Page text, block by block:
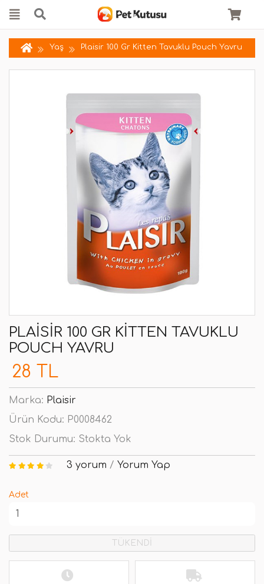
Yaş Plaisir 100 Gr Kitten Tavuklu Pouch Yavru
PLAISIR 100 GR KITTEN TAVUKLU
POUCH YAVRU
28 TL
Marka: Plaisir
Ürün Kodu: P0008462
Stok Durumu: Stokta Yok
3 yorum / Yorum Yap
Adet
TÜKENDİ